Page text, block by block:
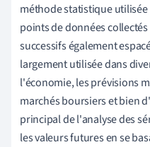
méthode statistique
points de données
successifs également
largement utilisée dans
l'économie, les prévisions
marchés boursiers et bien
principal de l'analyse des
les valeurs futures en se